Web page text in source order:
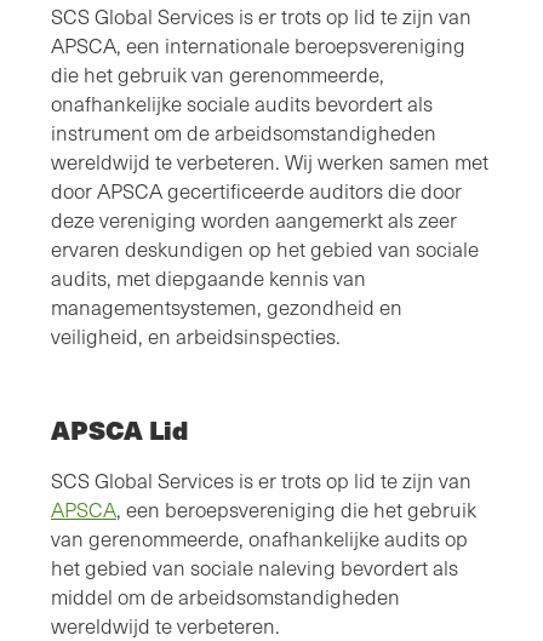
SCS Global Services is er trots op lid te zijn van
APSCA, een internationale beroepsvereniging
die het gebruik van gerenommeerde,
onafhankelijke sociale audits bevordert als
instrument om de arbeidsomstandigheden
wereldwijd te verbeteren. Wij werken samen met
door APSCA gecertificeerde auditors die door
deze vereniging worden aangemerkt als zeer
ervaren deskundigen op het gebied van sociale
audits, met diepgaande kennis van
managementsystemen, gezondheid en
veiligheid, en arbeidsinspecties.
APSCA Lid
SCS Global Services is er trots op lid te zijn van
APSCA, een beroepsvereniging die het gebruik
van gerenommeerde, onafhankelijke audits op
het gebied van sociale naleving bevordert als
middel om de arbeidsomstandigheden
wereldwijd te verbeteren.